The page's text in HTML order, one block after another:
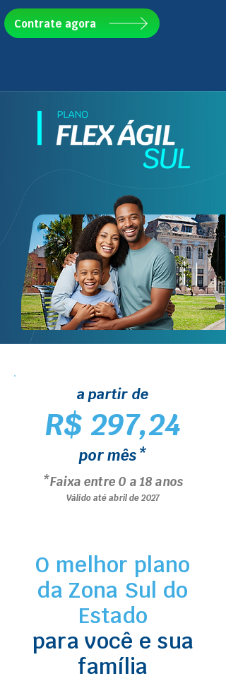
Contrate agora
a partir de
R$ 297,24
por mês*
*Faixa entre 0 a 18 anos
Válido até abril de 2027
O melhor plano
da Zona Sul do
Estado
para você e sua
família